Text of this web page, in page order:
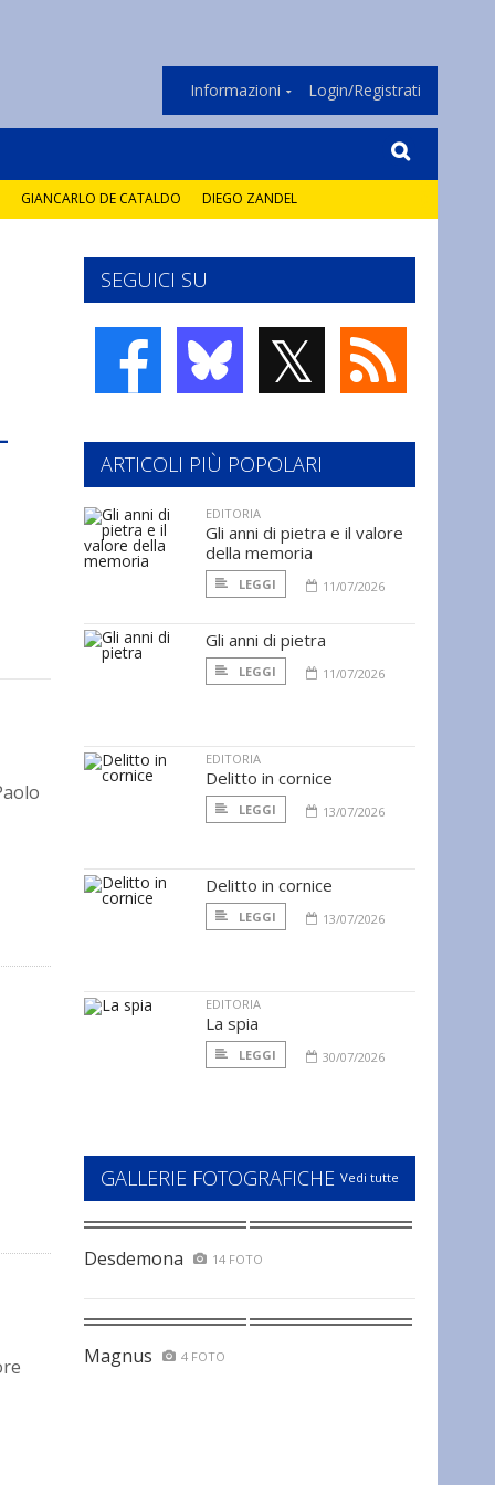
Informazioni Login/Registrati
GIANCARLO DE CATALDO DIEGO ZANDEL
SEGUICI SU
𝕏
ARTICOLI PIÙ POPOLARI
EDITORIA
Gli anni di pietra e il valore
della memoria
LEGGI 11/07/2026
Gli anni di pietra
LEGGI 11/07/2026
EDITORIA
Delitto in cornice
LEGGI 13/07/2026
Delitto in cornice
LEGGI 13/07/2026
EDITORIA
La spia
LEGGI 30/07/2026
GALLERIE FOTOGRAFICHE Vedi tutte
Desdemona 14 FOTO
Magnus 4 FOTO